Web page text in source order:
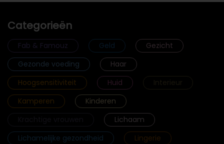
Categorieën
Fab & Famouz Geld
Gezicht
Gezonde voeding
Haar
Hoogsensitiviteit
Huid
Interieur
Kamperen
Kinderen
Lichaam
Lichamelijke gezondheid
Lingerie